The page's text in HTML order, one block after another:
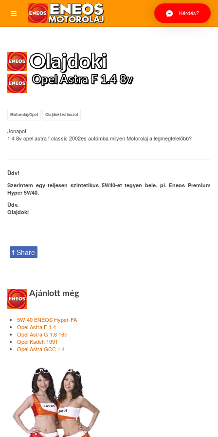
Kérdés?
Olajdoki
Opel Astra F 1.4 8v
Motorolaj/Opel Olajdoki válaszol
Jonapot.
1.4 8v opel astra f classic 2002es autómba milyen Motorolaj a legmegfelelőbb?
Üdv!
Szerintem egy teljesen szintetikus 5W40-et tegyen bele. pl. Eneos Premium
Hyper 5W40.
Üdv.
Olajdoki
f Share
Ajánlott még
5W-40 ENEOS Hyper-FA
Opel Astra F 1.4
Opel Astra G 1.8 16v
Opel Kadett 1991
Opel Astra GCC 1.4